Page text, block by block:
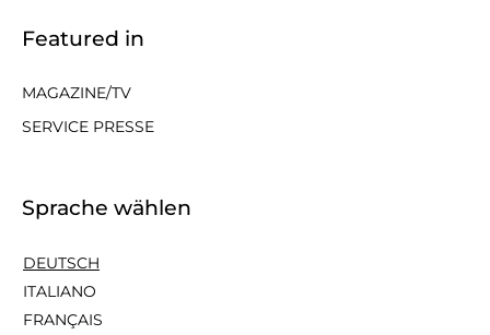
Featured in
MAGAZINE/TV
SERVICE PRESSE
Sprache wählen
DEUTSCH
ITALIANO
FRANÇAIS